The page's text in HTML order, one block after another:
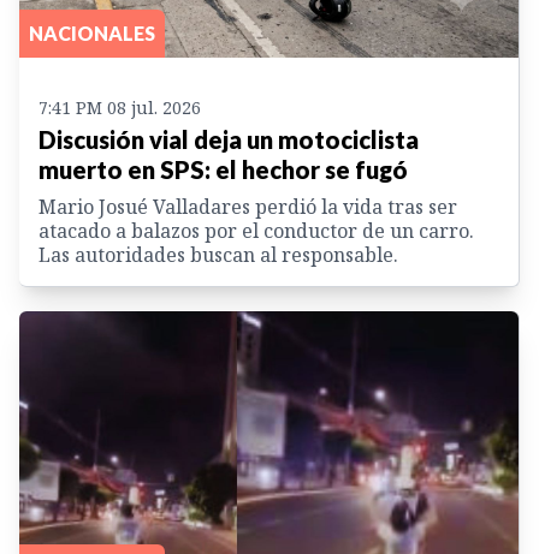
NACIONALES
7:41 PM 08 jul. 2026
Discusión vial deja un motociclista
muerto en SPS: el hechor se fugó
Mario Josué Valladares perdió la vida tras ser
atacado a balazos por el conductor de un carro.
Las autoridades buscan al responsable.